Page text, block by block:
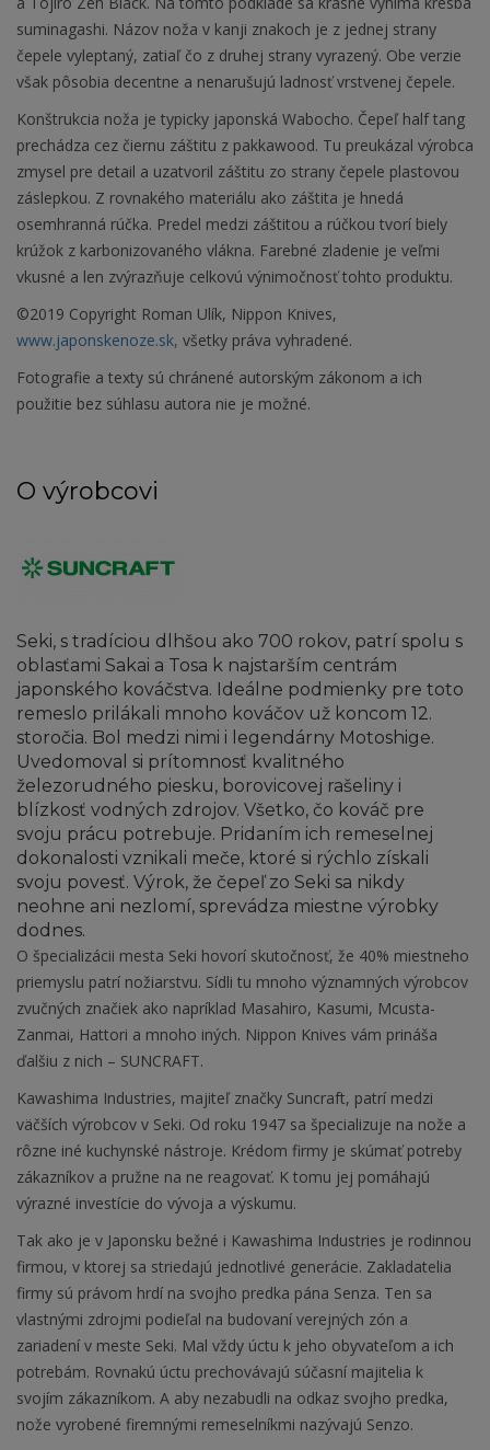
suminagashi. Názov noža v kanji znakoch je z jednej strany
čepele vyleptaný, zatiaľ čo z druhej strany vyrazený. Obe verzie
však pôsobia decentne a nenarušujú ladnosť vrstvenej čepele.
Konštrukcia noža je typicky japonská Wabocho. Čepeľ half tang
prechádza cez čiernu záštitu z pakkawood. Tu preukázal výrobca
zmysel pre detail a uzatvoril záštitu zo strany čepele plastovou
záslepkou. Z rovnakého materiálu ako záštita je hnedá
osemhranná rúčka. Predel medzi záštitou a rúčkou tvorí biely
krúžok z karbonizovaného vlákna. Farebné zladenie je veľmi
vkusné a len zvýrazňuje celkovú výnimočnosť tohto produktu.
©2019 Copyright Roman Ulík, Nippon Knives,
www.japonskenoze.sk, všetky práva vyhradené.
Fotografie a texty sú chránené autorským zákonom a ich
použitie bez súhlasu autora nie je možné.
O výrobcovi
Seki, s tradíciou dlhšou ako 700 rokov, patrí spolu s
oblasťami Sakai a Tosa k najstarším centrám
japonského kováčstva. Ideálne podmienky pre toto
remeslo prilákali mnoho kováčov už koncom 12.
storočia. Bol medzi nimi i legendárny Motoshige.
Uvedomoval si prítomnosť kvalitného
železorudného piesku, borovicovej rašeliny i
blízkosť vodných zdrojov. Všetko, čo kováč pre
svoju prácu potrebuje. Pridaním ich remeselnej
dokonalosti vznikali meče, ktoré si rýchlo získali
svoju povesť. Výrok, že čepeľ zo Seki sa nikdy
neohne ani nezlomí, sprevádza miestne výrobky
dodnes.
O špecializácii mesta Seki hovorí skutočnosť, že 40% miestneho
priemyslu patrí nožiarstvu. Sídli tu mnoho významných výrobcov
zvučných značiek ako napríklad Masahiro, Kasumi, Mcusta-
Zanmai, Hattori a mnoho iných. Nippon Knives vám prináša
ďalšiu z nich – SUNCRAFT.
Kawashima Industries, majiteľ značky Suncraft, patrí medzi
väčších výrobcov v Seki. Od roku 1947 sa špecializuje na nože a
rôzne iné kuchynské nástroje. Krédom firmy je skúmať potreby
zákazníkov a pružne na ne reagovať. K tomu jej pomáhajú
výrazné investície do vývoja a výskumu.
Tak ako je v Japonsku bežné i Kawashima Industries je rodinnou
firmou, v ktorej sa striedajú jednotlivé generácie. Zakladatelia
firmy sú právom hrdí na svojho predka pána Senza. Ten sa
vlastnými zdrojmi podieľal na budovaní verejných zón a
zariadení v meste Seki. Mal vždy úctu k jeho obyvateľom a ich
potrebám. Rovnakú úctu prechovávajú súčasní majitelia k
svojím zákazníkom. A aby nezabudli na odkaz svojho predka,
nože vyrobené firemnými remeselníkmi nazývajú Senzo.